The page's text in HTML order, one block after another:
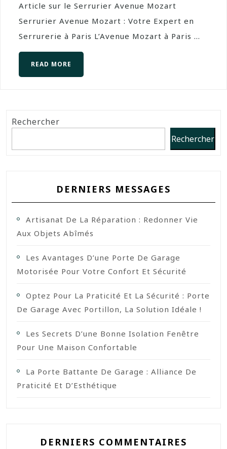
Article sur le Serrurier Avenue Mozart
Serrurier Avenue Mozart : Votre Expert en
Serrurerie à Paris L’Avenue Mozart à Paris ...
READ MORE
Rechercher
Rechercher
DERNIERS MESSAGES
Artisanat De La Réparation : Redonner Vie
Aux Objets Abîmés
Les Avantages D’une Porte De Garage
Motorisée Pour Votre Confort Et Sécurité
Optez Pour La Praticité Et La Sécurité : Porte
De Garage Avec Portillon, La Solution Idéale !
Les Secrets D’une Bonne Isolation Fenêtre
Pour Une Maison Confortable
La Porte Battante De Garage : Alliance De
Praticité Et D’Esthétique
DERNIERS COMMENTAIRES